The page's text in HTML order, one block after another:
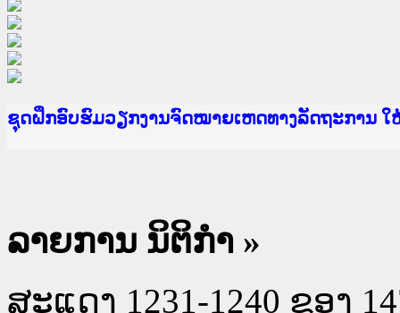
Ministry of Justice Lao PDR
ເຜີຍແຜ່ວັບໄຊຈົດໝາຍເຫດທາງລັດຖະການ ແລະ ແອັ
ກະຊວງຍຸຕິທຳ
ຊຸດຝຶກອົບຮົມວຽກງານຈົດໝາຍເຫດທາງລັດຖະການ
ກອງປະຊຸມທົບທວນຄືນການຈັດຕັ້ງປະຕິບັດວຽກງານຈົ
ຝຶກອົບຮົມ ຜູ່ປະສານງານວຽກງານຈົດໝາຍເຫດທາງລັ
ຝຶກອົບຮົມ ຜູ່ປະສານງານວຽກງານຈົດໝາຍເຫດທາງລັ
ເຜີຍແຜ່ແອັບກົດໝາຍລາວ ແລະ ເວັບໄຊຈົດໝາຍເຫດ
ເຜີຍແຜ່ແອັບກົດໝາຍລາວ ແລະ ເວັບໄຊຈົດໝາຍເຫດ
ຍົກລະດັບວຽກງານຈົດໝາຍເຫດທາງລັດຖະການໃຫ້ຜູ້
ຊຸດຝຶກອົບຮົມວຽກງານຈົດໝາຍເຫດທາງລັດຖະການ ໃ
ລາຍການ ນິຕິກໍາ »
ສະແດງ 1231-1240 ຂອງ